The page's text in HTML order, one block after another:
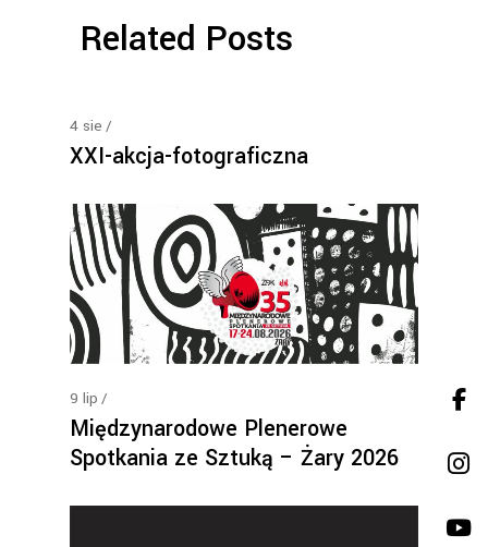
Related Posts
4 sie
XXI-akcja-fotograficzna
9 lip
Międzynarodowe Plenerowe
Spotkania ze Sztuką – Żary 2026